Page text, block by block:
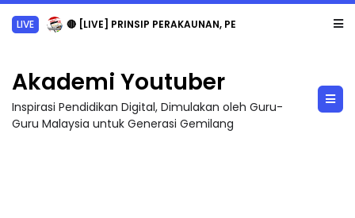
LIVE 🔴 [LIVE] PRINSIP PERAKAUNAN, PECUT SKOR SOALAN 1 TRIAL OLEH CIKGU WAN...
Akademi Youtuber
Inspirasi Pendidikan Digital, Dimulakan oleh Guru-
Guru Malaysia untuk Generasi Gemilang